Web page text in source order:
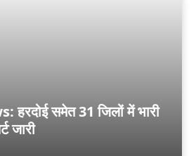
समेत 31 जिलों में भारी
जारी